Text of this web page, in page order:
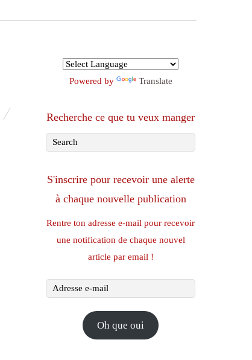
Powered by Translate
Recherche ce que tu veux manger
S'inscrire pour recevoir une alerte
à chaque nouvelle publication
Rentre ton adresse e-mail pour recevoir
une notification de chaque nouvel
article par email !
Adresse
Oh que oui